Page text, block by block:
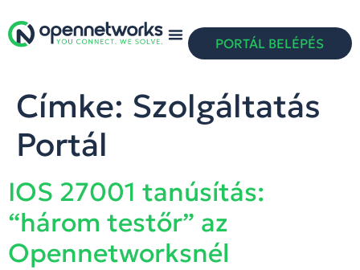
PORTÁL BELÉPÉS
Címke: Szolgáltatás
Portál
IOS 27001 tanúsítás:
“három testőr” az
Opennetworksnél